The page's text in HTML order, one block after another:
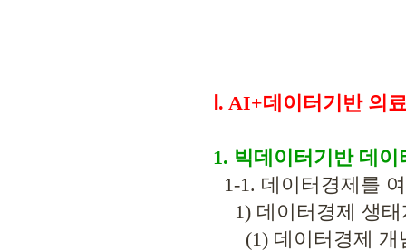
Ⅰ. AI+데이터기반 의
1. 빅데이터기반 데
1-1. 데이터경제를
1) 데이터경제 생태
(1) 데이터경제 개